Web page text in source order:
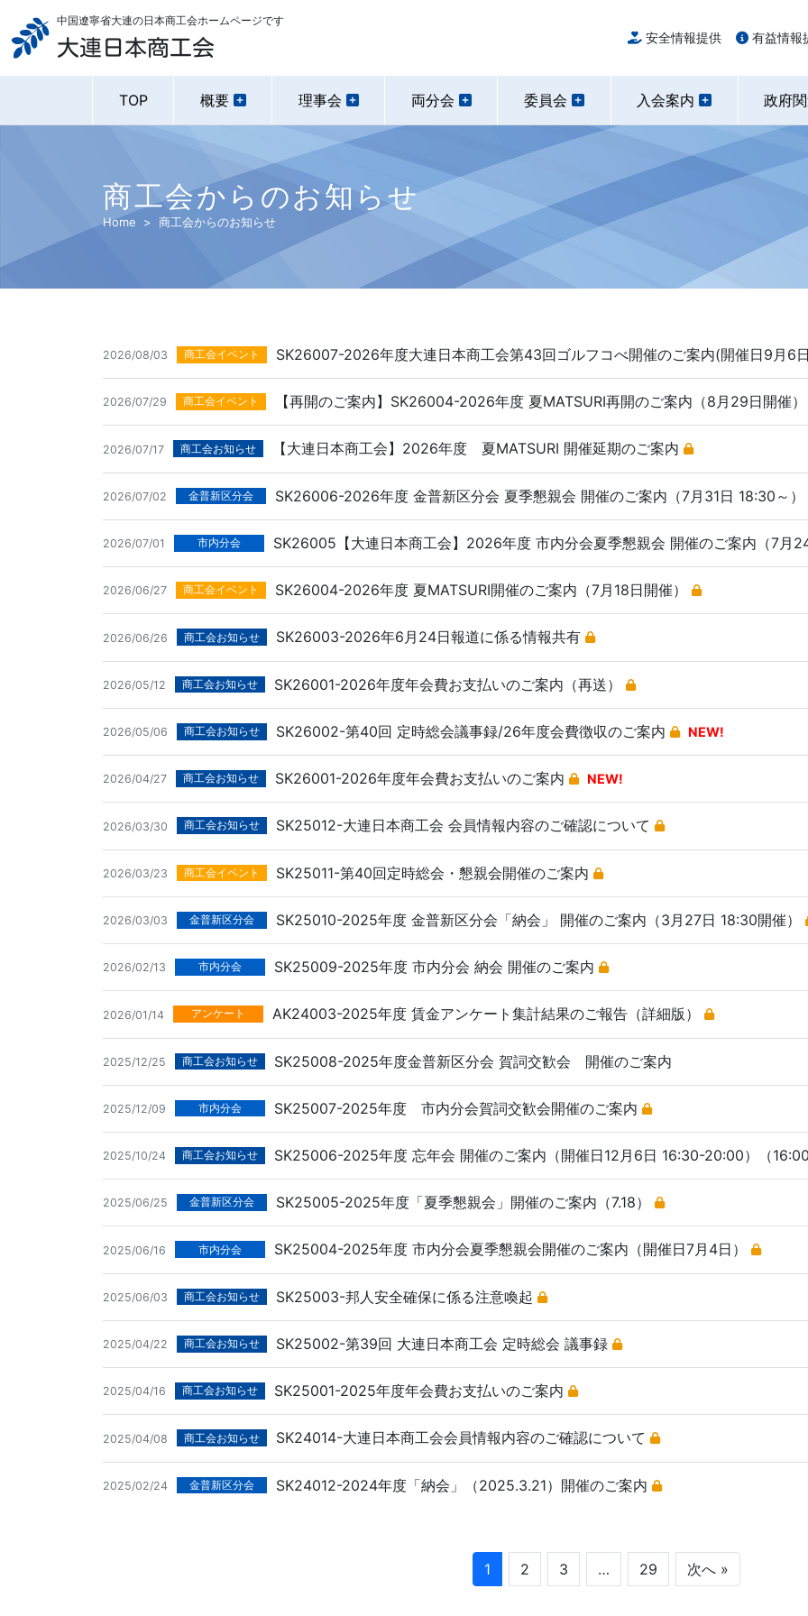
大連日本商工会
中国遼寧省大連の日本商工会ホームページです
安全情報提供 有益情報
TOP 概要 理事会 両分会 委員会 入会案内 政府
商工会からのお知らせ
Home 商工会からのお知らせ
2026/08/03 商工会イベント SK26007-2026年度大連日本商工会第43回ゴルフコべ開催のご案内(開催日9月6
2026/07/29 商工会イベント 【再開のご案内】SK26004-2026年度 夏MATSURI再開のご案内（8月29日開催）
2026/07/17 商工会お知らせ 【大連日本商工会】2026年度 夏MATSURI 開催延期のご案内
2026/07/02 金普新区分会 SK26006-2026年度 金普新区分会 夏季懇親会 開催のご案内（7月31日 18:30～）
2026/07/01 市内分会 SK26005【大連日本商工会】2026年度 市内分会夏季懇親会 開催のご案内（7月
2026/06/27 商工会イベント SK26004-2026年度 夏MATSURI開催のご案内（7月18日開催）
2026/06/26 商工会お知らせ SK26003-2026年6月24日報道に係る情報共有
2026/05/12 商工会お知らせ SK26001-2026年度年会費お支払いのご案内（再送）
2026/05/06 商工会お知らせ SK26002-第40回 定時総会議事録/26年度会費徴収のご案内 NEW!
2026/04/27 商工会お知らせ SK26001-2026年度年会費お支払いのご案内 NEW!
2026/03/30 商工会お知らせ SK25012-大連日本商工会 会員情報内容のご確認について
2026/03/23 商工会イベント SK25011-第40回定時総会・懇親会開催のご案内
2026/03/03 金普新区分会 SK25010-2025年度 金普新区分会「納会」 開催のご案内（3月27日 18:30開催）
2026/02/13 市内分会 SK25009-2025年度 市内分会 納会 開催のご案内
2026/01/14 アンケート AK24003-2025年度 賃金アンケート集計結果のご報告（詳細版）
2025/12/25 商工会お知らせ SK25008-2025年度金普新区分会 賀詞交歓会 開催のご案内
2025/12/09 市内分会 SK25007-2025年度 市内分会賀詞交歓会開催のご案内
2025/10/24 商工会お知らせ SK25006-2025年度 忘年会 開催のご案内（開催日12月6日 16:30-20:00）（
2025/06/25 金普新区分会 SK25005-2025年度「夏季懇親会」開催のご案内（7.18）
2025/06/16 市内分会 SK25004-2025年度 市内分会夏季懇親会開催のご案内（開催日7月4日）
2025/06/03 商工会お知らせ SK25003-邦人安全確保に係る注意喚起
2025/04/22 商工会お知らせ SK25002-第39回 大連日本商工会 定時総会 議事録
2025/04/16 商工会お知らせ SK25001-2025年度年会費お支払いのご案内
2025/04/08 商工会お知らせ SK24014-大連日本商工会会員情報内容のご確認について
2025/02/24 金普新区分会 SK24012-2024年度「納会」（2025.3.21）開催のご案内
1 2 3 … 29 次へ »